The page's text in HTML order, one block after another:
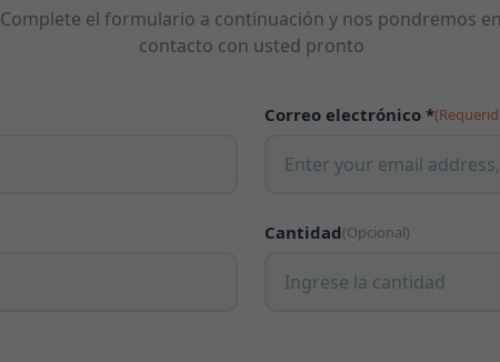
Complete el formulario a continuación y nos pondremos
contacto con usted pronto
Correo electrónico *
Cantidad(Opcional)